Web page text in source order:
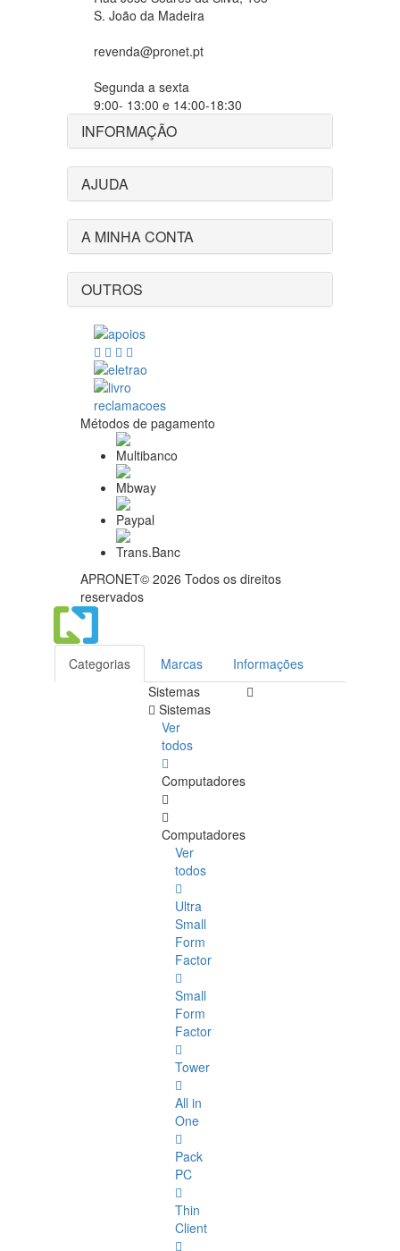
S. João da Madeira
revenda@pronet.pt
Segunda a sexta
9:00- 13:00 e 14:00-18:30
INFORMAÇÃO
AJUDA
A MINHA CONTA
OUTROS
Métodos de pagamento
APRONET© 2026 Todos os direitos
reservados
Categorias Marcas
Informações
Sistemas
Sistemas
Ver
todos
Computadores
Computadores
Ver
todos
Ultra
Small
Form
Factor
Small
Form
Factor
Tower
All in
One
Pack
PC
Thin
Client